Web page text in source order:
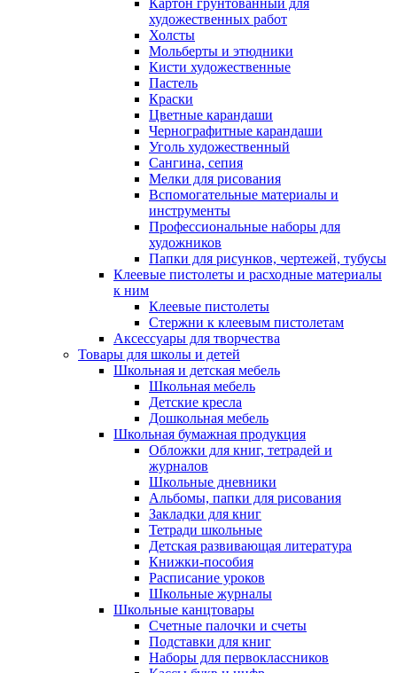
Картон грунтованный для
художественных работ
Холсты
Мольберты и этюдники
Кисти художественные
Пастель
Краски
Цветные карандаши
Чернографитные карандаши
Уголь художественный
Сангина, сепия
Мелки для рисования
Вспомогательные материалы и
инструменты
Профессиональные наборы для
художников
Папки для рисунков, чертежей, тубусы
Клеевые пистолеты и расходные материалы
к ним
Клеевые пистолеты
Стержни к клеевым пистолетам
Аксессуары для творчества
Товары для школы и детей
Школьная и детская мебель
Школьная мебель
Детские кресла
Дошкольная мебель
Школьная бумажная продукция
Обложки для книг, тетрадей и
журналов
Школьные дневники
Альбомы, папки для рисования
Закладки для книг
Тетради школьные
Детская развивающая литература
Книжки-пособия
Расписание уроков
Школьные журналы
Школьные канцтовары
Счетные палочки и счеты
Подставки для книг
Наборы для первоклассников